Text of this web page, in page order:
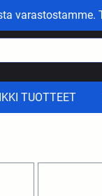
TUOTTEET